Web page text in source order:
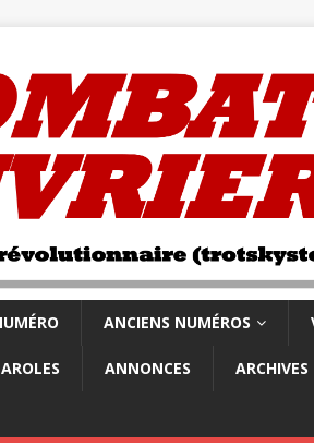
ANCIENS NUMÉROS
ANNONCES ARCHIVES